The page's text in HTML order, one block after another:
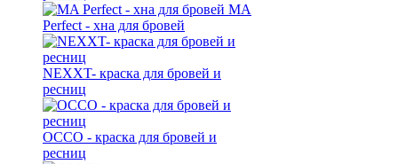
MA
Perfect - хна для бровей
NEXXT- краска для бровей и
ресниц
OCCO - краска для бровей и
ресниц